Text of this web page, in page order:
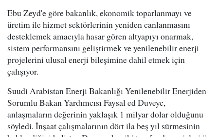
Ebu Zeyd'e göre bakanlık, ekonomik toparlanmayı ve
üretim ile hizmet sektörlerinin yeniden canlanmasını
desteklemek amacıyla hasar gören altyapıyı onarmak,
sistem performansını geliştirmek ve yenilenebilir enerji
projelerini ulusal enerji bileşimine dahil etmek için
çalışıyor.
Suudi Arabistan Enerji Bakanlığı Yenilenebilir Enerjiden
Sorumlu Bakan Yardımcısı Faysal ed Duveyc,
anlaşmaların değerinin yaklaşık 1 milyar dolar olduğunu
söyledi. İnşaat çalışmalarının dört ila beş yıl sürmesinin